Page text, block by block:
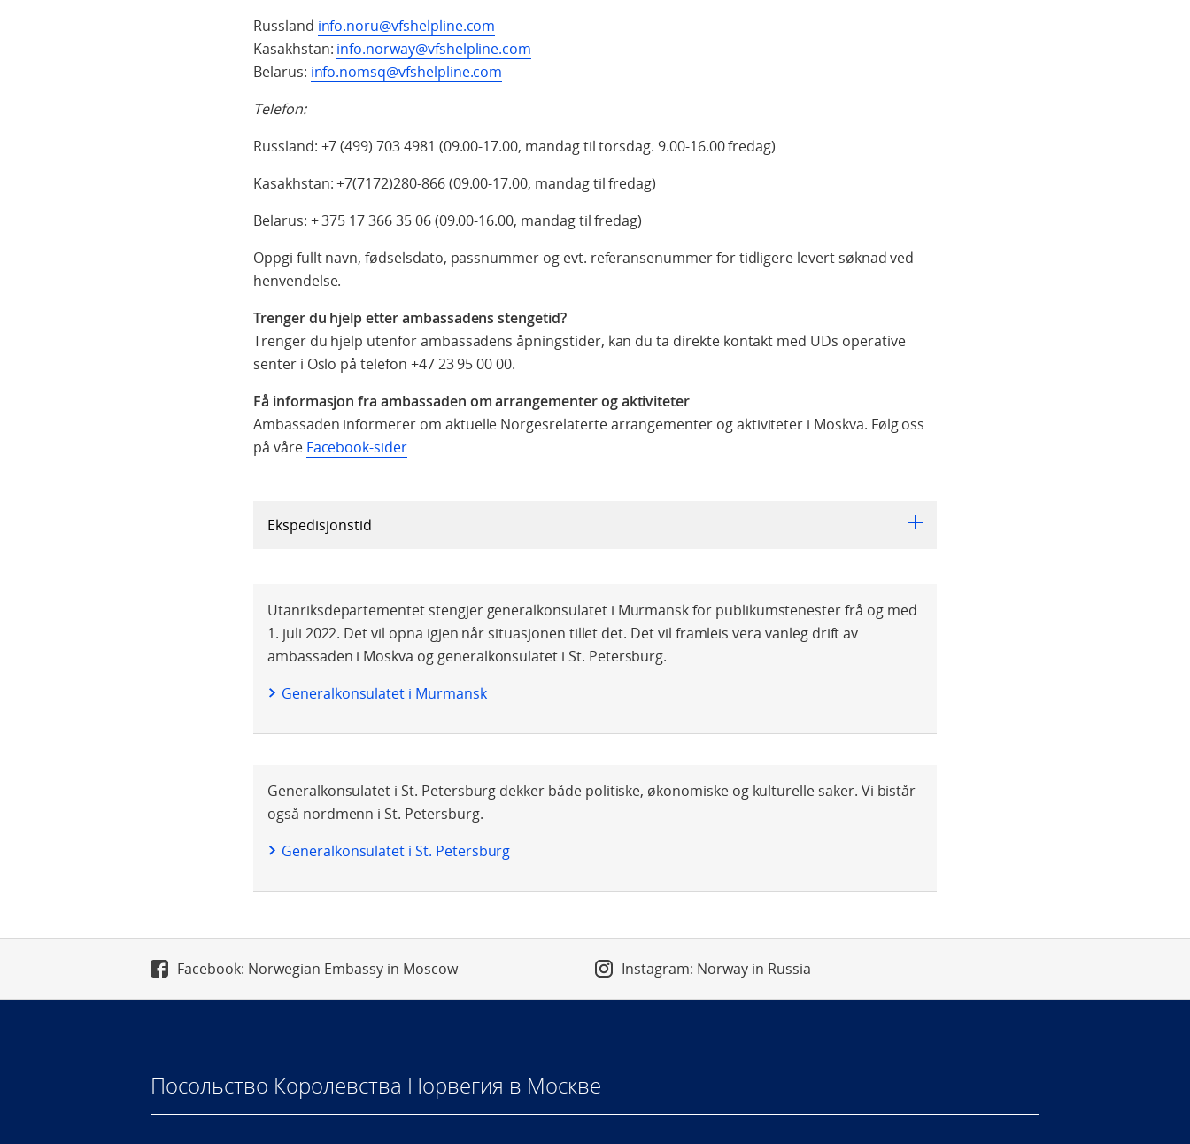
Russland info.noru@vfshelpline.com
Kasakhstan: info.norway@vfshelpline.com
Belarus: info.nomsq@vfshelpline.com
Telefon:
Russland: +7 (499) 703 4981 (09.00-17.00, mandag til torsdag. 9.00-16.00 fredag)
Kasakhstan: +7(7172)280-866 (09.00-17.00, mandag til fredag)
Belarus: + 375 17 366 35 06 (09.00-16.00, mandag til fredag)
Oppgi fullt navn, fødselsdato, passnummer og evt. referansenummer for tidligere levert søknad ved
henvendelse.
Trenger du hjelp etter ambassadens stengetid?
Trenger du hjelp utenfor ambassadens åpningstider, kan du ta direkte kontakt med UDs operative
senter i Oslo på telefon +47 23 95 00 00.
Få informasjon fra ambassaden om arrangementer og aktiviteter
Ambassaden informerer om aktuelle Norgesrelaterte arrangementer og aktiviteter i Moskva. Følg oss
på våre Facebook-sider
Ekspedisjonstid
Utanriksdepartementet stengjer generalkonsulatet i Murmansk for publikumstenester frå og med
1. juli 2022. Det vil opna igjen når situasjonen tillet det. Det vil framleis vera vanleg drift av
ambassaden i Moskva og generalkonsulatet i St. Petersburg.
Generalkonsulatet i Murmansk
Generalkonsulatet i St. Petersburg dekker både politiske, økonomiske og kulturelle saker. Vi bistår
også nordmenn i St. Petersburg.
Generalkonsulatet i St. Petersburg
Facebook: Norwegian Embassy in Moscow Instagram: Norway in Russia
Посольство Королевства Норвегия в Москве